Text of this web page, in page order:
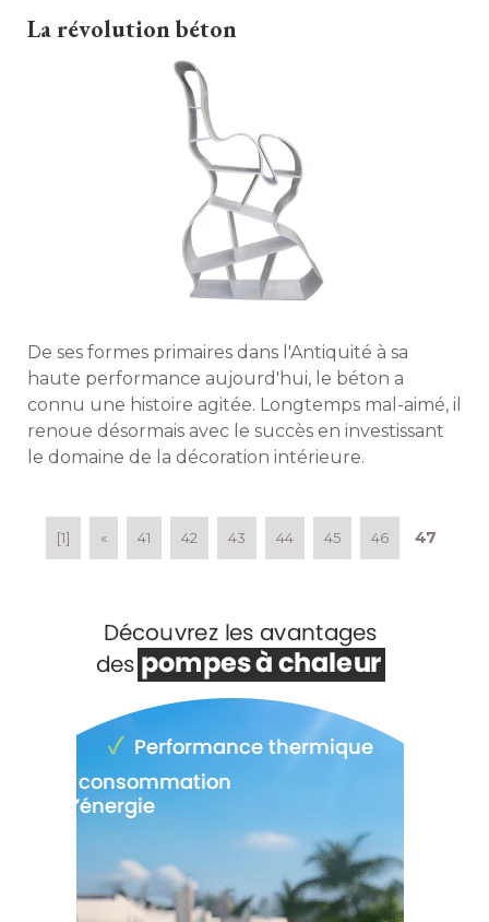
La révolution béton
De ses formes primaires dans l'Antiquité à sa
haute performance aujourd'hui, le béton a
connu une histoire agitée. Longtemps mal-aimé, il
renoue désormais avec le succès en investissant
le domaine de la décoration intérieure.
[1] « 41 42 43 44 45 46 47